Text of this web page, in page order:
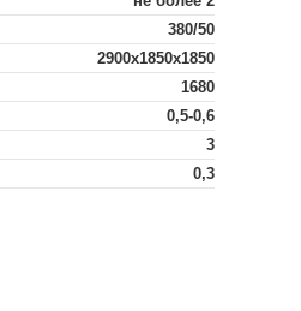
380/50
2900х1850х1850
1680
0,5-0,6
3
0,3